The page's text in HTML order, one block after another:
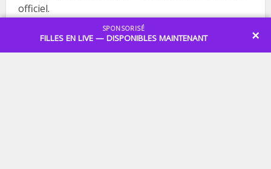
officiel.
Avant de vous déplacer :
SPONSORISÉ
FILLES EN LIVE — DISPONIBLES MAINTENANT ×